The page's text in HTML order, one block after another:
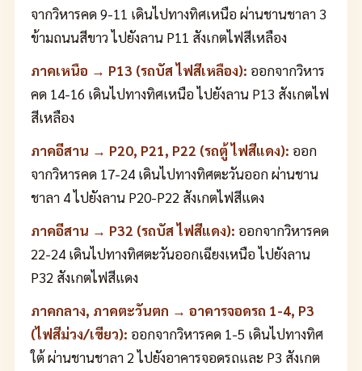
จากวิหารคด 9-11 เดินไปทางทิศเหนือ ผ่านชานชาลา 3
ข้ามถนนสีขาว ไปยังลาน P11 สังเกตไฟสีเหลือง
ภาคเหนือ → P13 (รถบัส ไฟสีเหลือง): ออกจากวิหาร
คด 14-16 เดินไปทางทิศเหนือ ไปยังลาน P13 สังเกตไฟ
สีเหลือง
ภาคอีสาน → P20, P21, P22 (รถตู้ ไฟสีแดง): ออก
จากวิหารคด 17-24 เดินไปทางทิศตะวันออก ผ่านชาน
ชาลา 4 ไปยังลาน P20-P22 สังเกตไฟสีแดง
ภาคอีสาน → P32 (รถบัส ไฟสีแดง): ออกจากวิหารคด
22-24 เดินไปทางทิศตะวันออกเฉียงเหนือ ไปยังลาน
P32 สังเกตไฟสีแดง
ภาคกลาง, ภาคตะวันตก → อาคารจอดรถ 1-4, P3
(ไฟสีม่วง/เขียว): ออกจากวิหารคด 1-5 เดินไปทางทิศ
ใต้ ผ่านชานชาลา 2 ไปยังอาคารจอดรถและ P3 สังเกต